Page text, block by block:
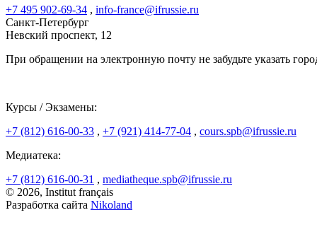
+7 495 902-69-34 , info-france@ifrussie.ru
Санкт-Петербург
Невский проспект, 12
При обращении на электронную почту не забудьте указать
Курсы / Экзамены:
+7 (812) 616-00-33 , +7 (921) 414-77-04 , cours.spb@ifrussie.ru
Медиатека:
+7 (812) 616-00-31 , mediatheque.spb@ifrussie.ru
© 2026, Institut français
Разработка сайта Nikoland